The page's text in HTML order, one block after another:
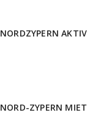
NORDZYPERN
NORD-ZYPERN